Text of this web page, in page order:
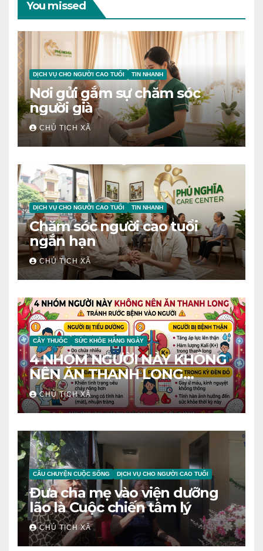
You missed
DỊCH VỤ CHO NGƯỜI CAO TUỔI TIN NHANH
Nơi gửi gắm sự chăm sóc
người già
CHỦ TỊCH XÃ
DỊCH VỤ CHO NGƯỜI CAO TUỔI TIN NHANH
Chăm sóc người cao tuổi
ngắn hạn
CHỦ TỊCH XÃ
CÂY THUỐC SỨC KHỎE HÀNG NGÀY
4 NHÓM NGƯỜI NÀY KHÔNG
NÊN ĂN THANH LONG
TRÁNH RƯỚC BỆNH VÀO
NGƯỜI
CHỦ TỊCH XÃ
CÂU CHUYỆN CUỘC SỐNG DỊCH VỤ CHO NGƯỜI CAO TUỔI
Đưa cha mẹ vào viện dưỡng
lão là Cuộc chiến tâm lý
CHỦ TỊCH XÃ